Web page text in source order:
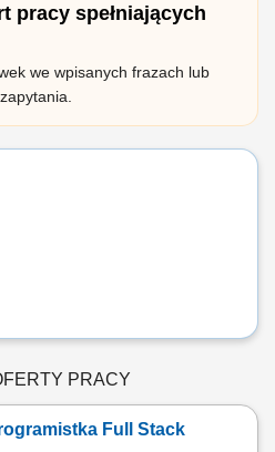
pracy spełniających
we wpisanych frazach lub
PRACY
Full Stack